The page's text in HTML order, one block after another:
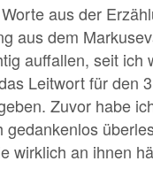
aus der
aus dem
auffallen, seit ich
Leitwort für den
Zuvor habe
gedankenlos
wirklich an ihnen